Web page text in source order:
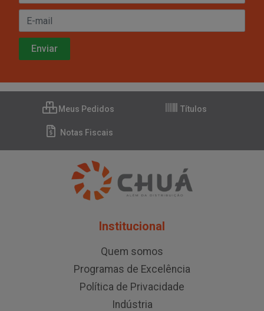
Meus Pedidos Títulos
Notas Fiscais
Institucional
Quem somos
Programas de Excelência
Política de Privacidade
Indústria